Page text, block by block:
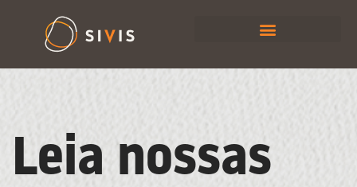
Leia nossas